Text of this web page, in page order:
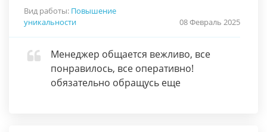
Вид работы: Повышение
уникальности
08 Февраль 2025
Менеджер общается вежливо, все
понравилось, все оперативно!
обязательно обращусь еще